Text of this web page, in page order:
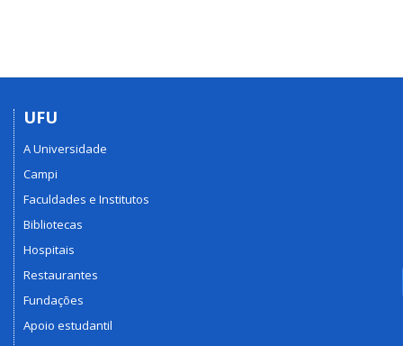
UFU
A Universidade
Campi
Faculdades e Institutos
Bibliotecas
Hospitais
Restaurantes
Fundações
Apoio estudantil